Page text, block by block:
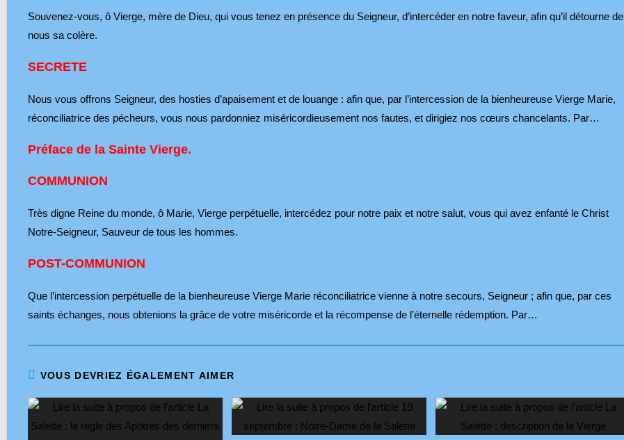
Souvenez-vous, ô Vierge, mère de Dieu, qui vous tenez en présence du Seigneur, d’intercéder en notre faveur, afin qu’il détourne de
nous sa colère.
SECRETE
Nous vous offrons Seigneur, des hosties d’apaisement et de louange : afin que, par l’intercession de la bienheureuse Vierge Marie,
réconciliatrice des pécheurs, vous nous pardonniez miséricordieusement nos fautes, et dirigiez nos cœurs chancelants. Par…
Préface de la Sainte Vierge.
COMMUNION
Très digne Reine du monde, ô Marie, Vierge perpétuelle, intercédez pour notre paix et notre salut, vous qui avez enfanté le Christ
Notre-Seigneur, Sauveur de tous les hommes.
POST-COMMUNION
Que l’intercession perpétuelle de la bienheureuse Vierge Marie réconciliatrice vienne à notre secours, Seigneur ; afin que, par ces
saints échanges, nous obtenions la grâce de votre miséricorde et la récompense de l’éternelle rédemption. Par…
VOUS DEVRIEZ ÉGALEMENT AIMER